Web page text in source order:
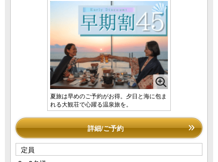
夏旅は早めのご予約がお得。夕日と海に包ま
れる大観荘で心躍る温泉旅を。
詳細/ご予約
定員